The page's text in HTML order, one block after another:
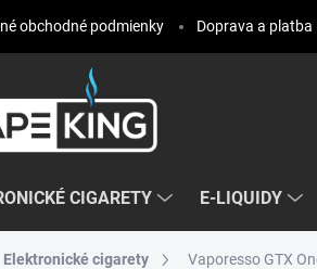
obchodné podmienky Doprava a platba
CIGARETY E-LIQUIDY
Elektronické cigarety Vaporesso GTX